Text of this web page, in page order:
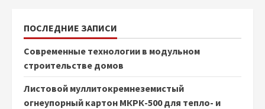
ПОСЛЕДНИЕ ЗАПИСИ
Современные технологии в модульном
строительстве домов
Листовой муллитокремнеземистый
огнеупорный картон МКРК-500 для тепло- и